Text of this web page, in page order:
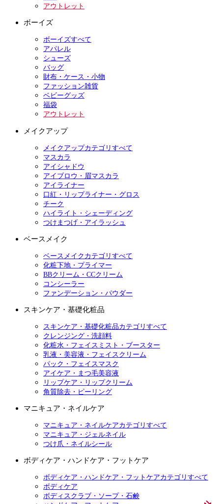
アウトレット
ボーイズ
ボーイズすべて
アパレル
シューズ
バッグ
財布・ケース・小物
ファッション雑貨
ベビーグッズ
福袋
アウトレット
メイクアップ
メイクアップカテゴリすべて
マスカラ
アイシャドウ
アイブロウ・眉マスカラ
アイライナー
口紅・リップライナー・グロス
チーク
ハイライト・シェーディング
つけまつげ・アイラッシュ
ベースメイク
ベースメイクカテゴリすべて
化粧下地・プライマー
BBクリーム・CCクリーム
コンシーラー
ファンデーション・パウダー
スキンケア・基礎化粧品
スキンケア・基礎化粧品カテゴリすべて
クレンジング・洗顔料
化粧水・フェイスミスト・ブースター
乳液・美容液・フェイスクリーム
パック・フェイスマスク
アイケア・まつ毛美容液
リップケア・リップクリーム
角質除去・ピーリング
マニキュア・ネイルケア
マニキュア・ネイルケアカテゴリすべて
マニキュア・ジェルネイル
つけ爪・ネイルシール
ボディケア・ハンドケア・フットケア
ボディケア・ハンドケア・フットケアカテゴリすべて
ボディケア
ボディスクラブ・ソープ・石鹸